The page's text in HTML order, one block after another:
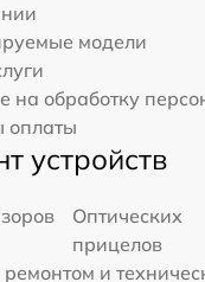
модели
на обработку
оплаты
устройств
Оптических
прицелов
и